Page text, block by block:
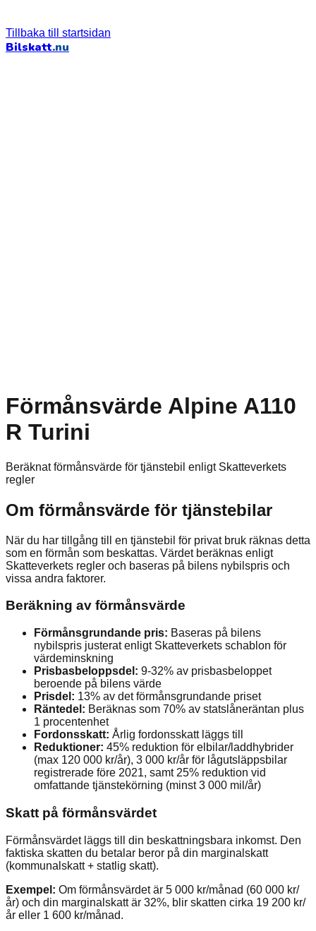
Tillbaka till startsidan
Bilskatt.nu
Förmånsvärde Alpine A110
R Turini
Beräknat förmånsvärde för tjänstebil enligt Skatteverkets
regler
Om förmånsvärde för tjänstebilar
När du har tillgång till en tjänstebil för privat bruk räknas detta
som en förmån som beskattas. Värdet beräknas enligt
Skatteverkets regler och baseras på bilens nybilspris och
vissa andra faktorer.
Beräkning av förmånsvärde
Förmånsgrundande pris: Baseras på bilens
nybilspris justerat enligt Skatteverkets schablon för
värdeminskning
Prisbasbeloppsdel: 9-32% av prisbasbeloppet
beroende på bilens värde
Prisdel: 13% av det förmånsgrundande priset
Räntedel: Beräknas som 70% av statslåneräntan plus
1 procentenhet
Fordonsskatt: Årlig fordonsskatt läggs till
Reduktioner: 45% reduktion för elbilar/laddhybrider
(max 120 000 kr/år), 3 000 kr/år för lågutsläppsbilar
registrerade före 2021, samt 25% reduktion vid
omfattande tjänstekörning (minst 3 000 mil/år)
Skatt på förmånsvärdet
Förmånsvärdet läggs till din beskattningsbara inkomst. Den
faktiska skatten du betalar beror på din marginalskatt
(kommunalskatt + statlig skatt).
Exempel: Om förmånsvärdet är 5 000 kr/månad (60 000 kr/
år) och din marginalskatt är 32%, blir skatten cirka 19 200 kr/
år eller 1 600 kr/månad.